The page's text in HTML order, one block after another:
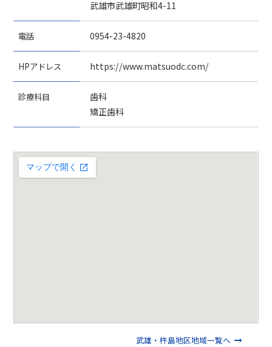
武雄市武雄町昭和4-11
電話 0954-23-4820
HPアドレス https://www.matsuodc.com/
診療科目
歯科
矯正歯科
武雄・杵島地区地域一覧へ